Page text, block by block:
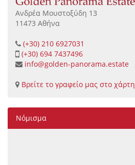
Ανδρέα Μουστοξύδη 13
11473 Αθήνα
(+30) 210 6927031
(+30) 694 7437496
info@golden-panorama.estate
Βρείτε το γραφείο μας στο χάρτη
Νόμισμα